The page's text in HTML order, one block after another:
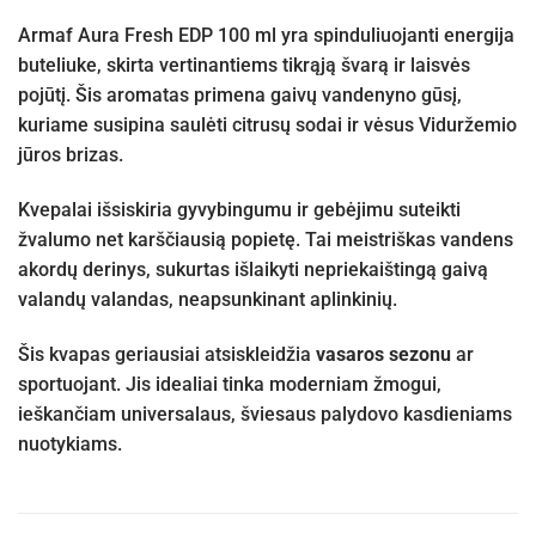
Armaf Aura Fresh EDP 100 ml yra spinduliuojanti energija
buteliuke, skirta vertinantiems tikrąją švarą ir laisvės
pojūtį. Šis aromatas primena gaivų vandenyno gūsį,
kuriame susipina saulėti citrusų sodai ir vėsus Viduržemio
jūros brizas.
Kvepalai išsiskiria gyvybingumu ir gebėjimu suteikti
žvalumo net karščiausią popietę. Tai meistriškas vandens
akordų derinys, sukurtas išlaikyti nepriekaištingą gaivą
valandų valandas, neapsunkinant aplinkinių.
Šis kvapas geriausiai atsiskleidžia vasaros sezonu ar
sportuojant. Jis idealiai tinka moderniam žmogui,
ieškančiam universalaus, šviesaus palydovo kasdieniams
nuotykiams.